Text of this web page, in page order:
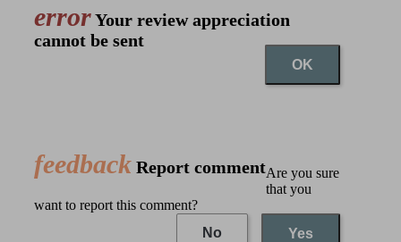
errorYour review appreciation
cannot be sent
OK
feedback Report commentAre you sure
that you
want to report this comment?
No
Yes